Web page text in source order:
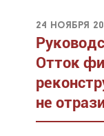
24 ноября
Отток
не